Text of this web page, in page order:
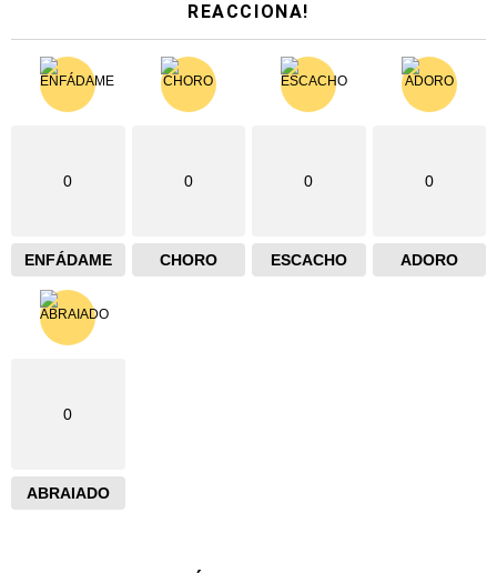
REACCIONA!
0
ENFÁDAME
0
CHORO
0
ESCACHO
0
ADORO
0
ABRAIADO